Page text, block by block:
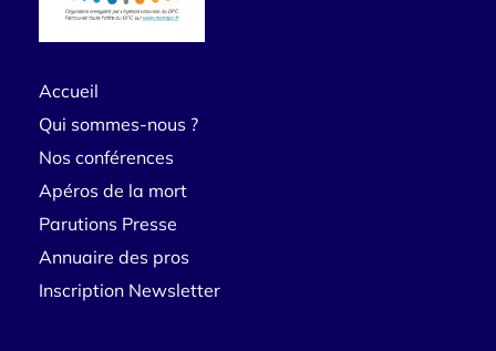
Accueil
Qui sommes-nous ?
Nos conférences
Apéros de la mort
Parutions Presse
Annuaire des pros
Inscription Newsletter